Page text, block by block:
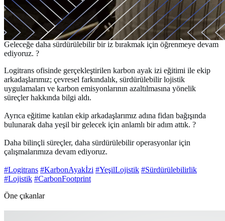
Geleceğe daha sürdürülebilir bir iz bırakmak için öğrenmeye devam
ediyoruz. ?
Logitrans ofisinde gerçekleştirilen karbon ayak izi eğitimi ile ekip
arkadaşlarımız; çevresel farkındalık, sürdürülebilir lojistik
uygulamaları ve karbon emisyonlarının azaltılmasına yönelik
süreçler hakkında bilgi aldı.
Ayrıca eğitime katılan ekip arkadaşlarımız adına fidan bağışında
bulunarak daha yeşil bir gelecek için anlamlı bir adım attık. ?
Daha bilinçli süreçler, daha sürdürülebilir operasyonlar için
çalışmalarımıza devam ediyoruz.
#Logitrans #KarbonAyakİzi #YeşilLojistik #Sürdürülebilirlik
#Lojistik #CarbonFootprint
Öne çıkanlar